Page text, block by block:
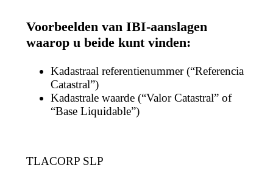
Voorbeelden van IBI-aanslagen
waarop u beide kunt vinden:
Kadastraal referentienummer (“Referencia
Catastral”)
Kadastrale waarde (“Valor Catastral” of
“Base Liquidable”)
TLACORP SLP